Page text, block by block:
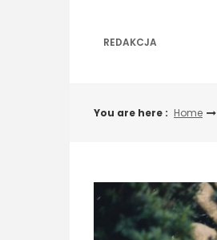
REDAKCJA
You are here : Home